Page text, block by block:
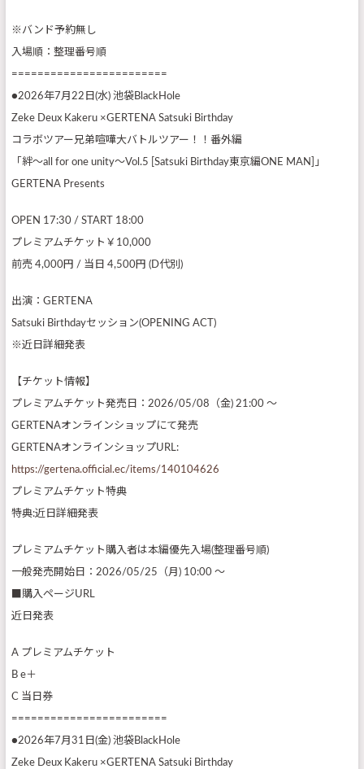
※バンド予約無し
入場順：整理番号順
========================
●2026年7月22日(水) 池袋BlackHole
Zeke Deux Kakeru ×GERTENA Satsuki Birthday
コラボツアー兄弟喧嘩大バトルツアー！！番外編
「絆〜all for one unity～Vol.5 [Satsuki Birthday東京編ONE MAN]」
GERTENA Presents
OPEN 17:30 / START 18:00
プレミアムチケット￥10,000
前売 4,000円 / 当日 4,500円 (D代別)
出演：GERTENA
Satsuki Birthdayセッション(OPENING ACT)
※近日詳細発表
【チケット情報】
プレミアムチケット発売日：2026/05/08（金) 21:00 ～
GERTENAオンラインショップにて発売
GERTENAオンラインショップURL:
https://gertena.official.ec/items/140104626
プレミアムチケット特典
特典:近日詳細発表
プレミアムチケット購入者は本編優先入場(整理番号順)
一般発売開始日：2026/05/25（月) 10:00 ～
■購入ページURL
近日発表
A プレミアムチケット
B e＋
C 当日券
========================
●2026年7月31日(金) 池袋BlackHole
Zeke Deux Kakeru ×GERTENA Satsuki Birthday